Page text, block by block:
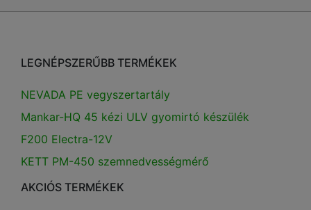
LEGNÉPSZERŰBB TERMÉKEK
NEVADA PE vegyszertartály
Mankar-HQ 45 kézi ULV gyomirtó készülék
F200 Electra-12V
KETT PM-450 szemnedvességmérő
AKCIÓS TERMÉKEK